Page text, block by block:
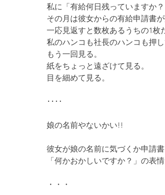
私に「有給何日残っていますか
その月は彼女からの有給申請書
一応見返すと数枚あるうちの1枚
私のハンコも社長のハンコも押し
もう一回見る。
紙をちょっと遠ざけて見る。
目を細めて見る。
････
娘の名前やないかい!!
彼女が娘の名前に気づくか申請
「何かおかしいですか？」の表情
・・・